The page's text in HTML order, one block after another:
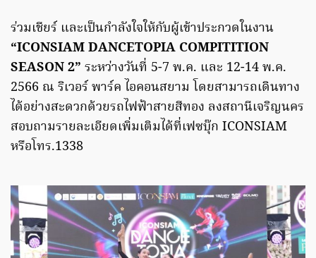
ร่วมเชียร์ และเป็นกำลังใจให้กับผู้เข้าประกวดในงาน
“ICONSIAM DANCETOPIA COMPITITION
SEASON 2” ระหว่างวันที่ 5-7 พ.ค. และ 12-14 พ.ค.
2566 ณ ริเวอร์ พาร์ค ไอคอนสยาม โดยสามารถเดินทาง
ได้อย่างสะดวกด้วยรถไฟฟ้าสายสีทอง ลงสถานีเจริญนคร
สอบถามรายละเอียดเพิ่มเติมได้ที่เฟซบุ๊ก ICONSIAM
หรือโทร.1338